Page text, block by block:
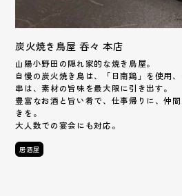
炭火焼き鳥屋 呑々 本店
山陽小野田の隠れ家的な焼き鳥屋。
自慢の炭火焼き鳥は、「日南鶏」を使用
串は、素材の旨味を最大限に引き出す。
豊富なお酒と旨い肴で、仕事帰りに、仲
きを。
大人数での宴会にも対応。
居酒屋